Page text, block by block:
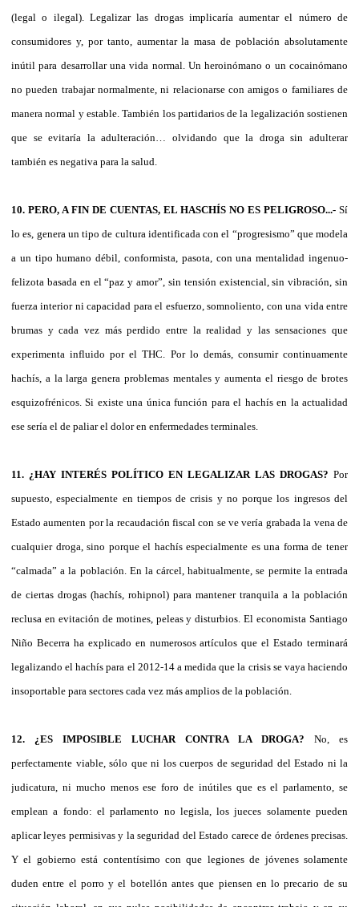
(legal o ilegal). Legalizar las drogas implicaría aumentar el número de
consumidores y, por tanto, aumentar la masa de población absolutamente
inútil para desarrollar una vida normal. Un heroinómano o un cocainómano
no pueden trabajar normalmente, ni relacionarse con amigos o familiares de
manera normal y estable. También los partidarios de la legalización sostienen
que se evitaría la adulteración… olvidando que la droga sin adulterar
también es negativa para la salud.
10. PERO, A FIN DE CUENTAS, EL HASCHÍS NO ES PELIGROSO...- Sí
lo es, genera un tipo de cultura identificada con el “progresismo” que modela
a un tipo humano débil, conformista, pasota, con una mentalidad ingenuo-
felizota basada en el “paz y amor”, sin tensión existencial, sin vibración, sin
fuerza interior ni capacidad para el esfuerzo, somnoliento, con una vida entre
brumas y cada vez más perdido entre la realidad y las sensaciones que
experimenta influido por el THC. Por lo demás, consumir continuamente
hachís, a la larga genera problemas mentales y aumenta el riesgo de brotes
esquizofrénicos. Si existe una única función para el hachís en la actualidad
ese sería el de paliar el dolor en enfermedades terminales.
11. ¿HAY INTERÉS POLÍTICO EN LEGALIZAR LAS DROGAS? Por
supuesto, especialmente en tiempos de crisis y no porque los ingresos del
Estado aumenten por la recaudación fiscal con se ve vería grabada la vena de
cualquier droga, sino porque el hachís especialmente es una forma de tener
“calmada” a la población. En la cárcel, habitualmente, se permite la entrada
de ciertas drogas (hachís, rohipnol) para mantener tranquila a la población
reclusa en evitación de motines, peleas y disturbios. El economista Santiago
Niño Becerra ha explicado en numerosos artículos que el Estado terminará
legalizando el hachís para el 2012-14 a medida que la crisis se vaya haciendo
insoportable para sectores cada vez más amplios de la población.
12. ¿ES IMPOSIBLE LUCHAR CONTRA LA DROGA? No, es
perfectamente viable, sólo que ni los cuerpos de seguridad del Estado ni la
judicatura, ni mucho menos ese foro de inútiles que es el parlamento, se
emplean a fondo: el parlamento no legisla, los jueces solamente pueden
aplicar leyes permisivas y la seguridad del Estado carece de órdenes precisas.
Y el gobierno está contentísimo con que legiones de jóvenes solamente
duden entre el porro y el botellón antes que piensen en lo precario de su